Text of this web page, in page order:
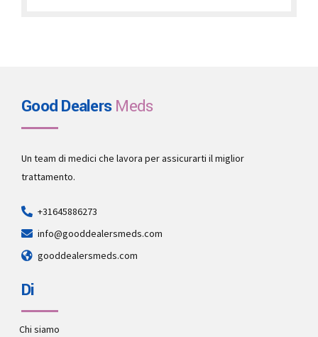
Good DealersMeds
Un team di medici che lavora per assicurarti il miglior
trattamento.
+31645886273
info@gooddealersmeds.com
gooddealersmeds.com
Di
Chi siamo